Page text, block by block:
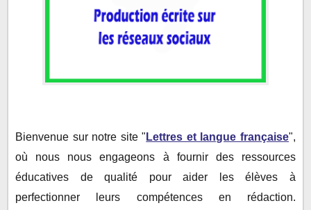
Production écrite n°1 : Les avantages des réseaux
sociaux
Production écrite n°2 : Les dangers des réseaux
sociaux
Bienvenue sur notre site " Lettres et langue française",
où nous nous engageons à fournir des ressources
éducatives de qualité pour aider les élèves à
perfectionner leurs compétences en rédaction.